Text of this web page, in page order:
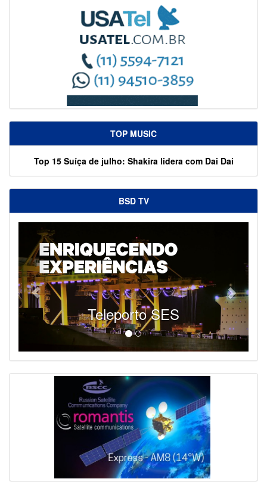
TOP MUSIC
Top 15 Suíça de julho: Shakira lidera com Dai Dai
BSD TV
Teleporto SES